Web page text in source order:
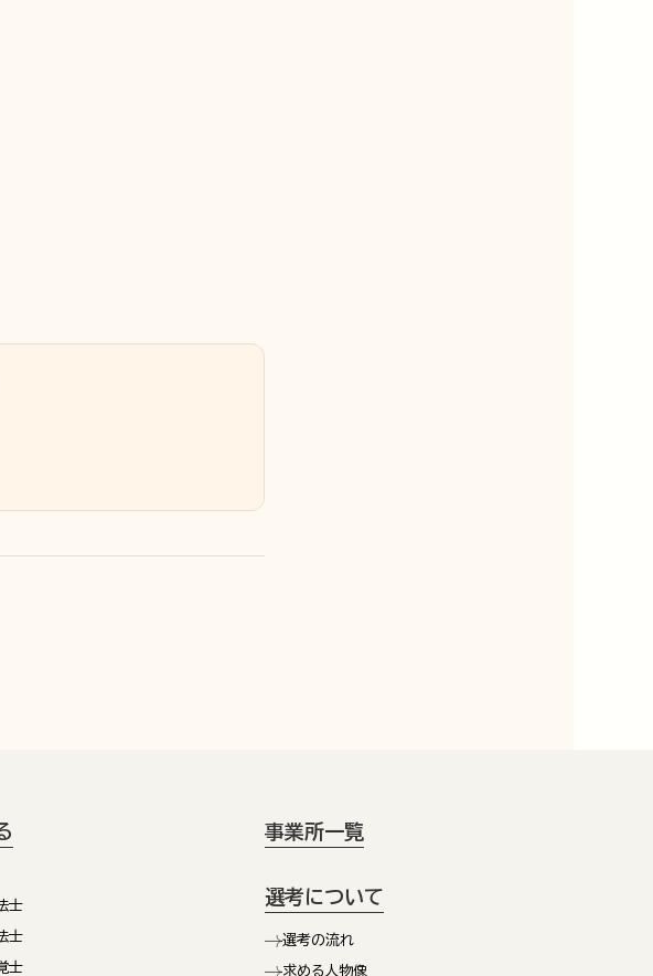
士
士
士
事業所一覧
選考について
選考の流れ
求める人物像